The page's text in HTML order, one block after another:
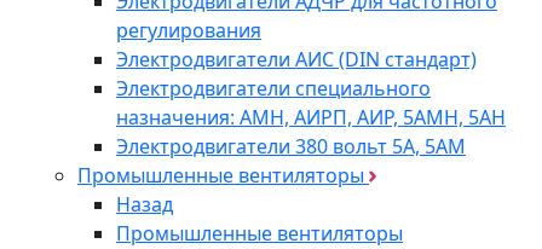
регулирования
Электродвигатели АИС (DIN стандарт)
Электродвигатели специального
назначения: АМН, АИРП, АИР, 5АМН, 5АН
Электродвигатели 380 вольт 5А, 5АМ
Промышленные вентиляторы
Назад
Промышленные вентиляторы